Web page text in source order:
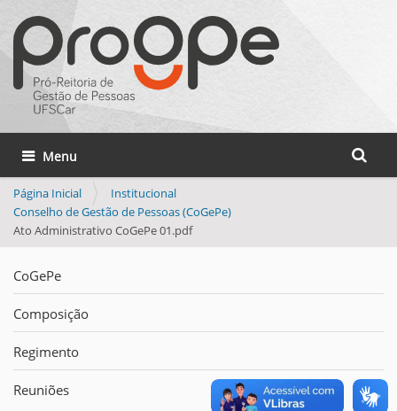
Busca
Busca
Toggle navigation
Página Inicial
Institucional
Conselho de Gestão de Pessoas (CoGePe)
Ato Administrativo CoGePe 01.pdf
CoGePe
Composição
Regimento
Reuniões